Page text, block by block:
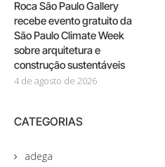
Roca São Paulo Gallery
recebe evento gratuito da
São Paulo Climate Week
sobre arquitetura e
construção sustentáveis
4 de agosto de 2026
CATEGORIAS
adega